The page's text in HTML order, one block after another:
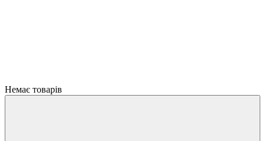
Немає товарів